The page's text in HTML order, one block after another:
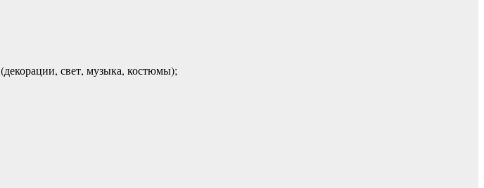
свет, музыка, костюмы);